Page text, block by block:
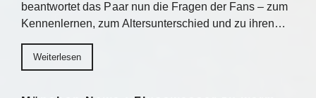
beantwortet das Paar nun die Fragen der Fans – zum
Kennenlernen, zum Altersunterschied und zu ihren…
Weiterlesen